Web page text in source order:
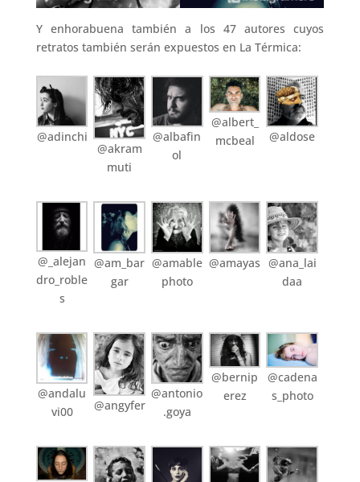
Y enhorabuena también a los 47 autores cuyos
retratos también serán expuestos en La Térmica:
@adinchi
@akram
muti
@albafin
ol
@albert_
mcbeal
@aldose
@_alejan
dro_roble
s
@am_bar
gar
@amable
photo
@amayas @ana_lai
daa
@andalu
vi00
@angyfer
@antonio
.goya
@bernip
erez
@cadena
s_photo